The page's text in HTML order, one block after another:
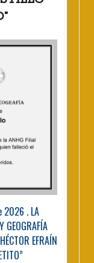
2026 . LA
GEOGRAFÍA
EFRAÍN